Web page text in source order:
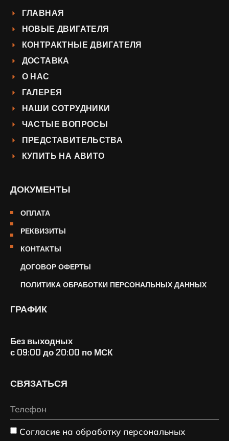
ГЛАВНАЯ
НОВЫЕ ДВИГАТЕЛЯ
КОНТРАКТНЫЕ ДВИГАТЕЛЯ
ДОСТАВКА
О НАС
ГАЛЕРЕЯ
НАШИ СОТРУДНИКИ
ЧАСТЫЕ ВОПРОСЫ
ПРЕДСТАВИТЕЛЬСТВА
КУПИТЬ НА АВИТО
ДОКУМЕНТЫ
ОПЛАТА
РЕКВИЗИТЫ
КОНТАКТЫ
ДОГОВОР ОФЕРТЫ
ПОЛИТИКА ОБРАБОТКИ ПЕРСОНАЛЬНЫХ ДАННЫХ
ГРАФИК
Без выходных
с 09:00 до 20:00 по МСК
СВЯЗАТЬСЯ
Согласие на обработку персональных